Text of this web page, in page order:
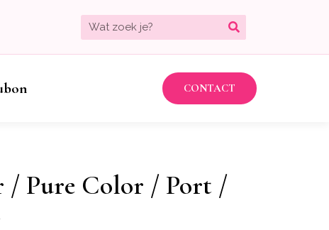
CONTACT
/ Pure Color / Port /